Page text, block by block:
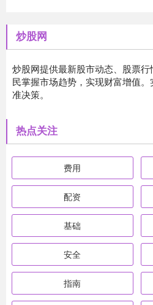
炒股网
炒股网提供最新股市动态、股票
民掌握市场趋势，实现财富增值
准决策。
热点关注
费用
配资
基础
安全
指南